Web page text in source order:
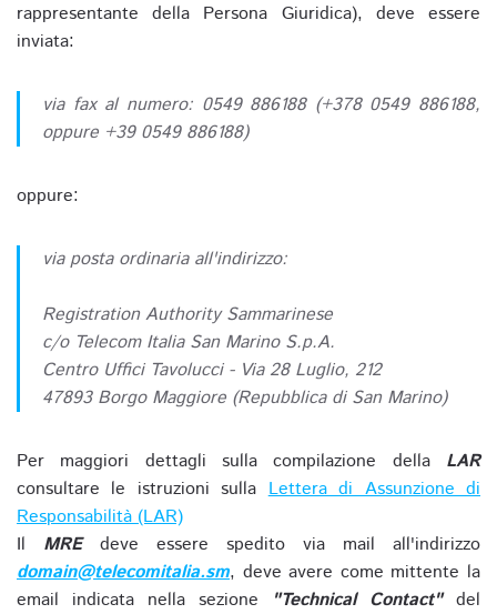
rappresentante della Persona Giuridica), deve essere
inviata:
via fax al numero: 0549 886188 (+378 0549 886188,
oppure +39 0549 886188)
oppure:
via posta ordinaria all'indirizzo:
Registration Authority Sammarinese
c/o Telecom Italia San Marino S.p.A.
Centro Uffici Tavolucci - Via 28 Luglio, 212
47893 Borgo Maggiore (Repubblica di San Marino)
Per maggiori dettagli sulla compilazione della LAR
consultare le istruzioni sullaLettera di Assunzione di
Responsabilità (LAR)
Il MREdeve essere spedito via mail all'indirizzo
domain@telecomitalia.sm, deve avere come mittente la
email indicata nella sezione
"Technical Contact"del